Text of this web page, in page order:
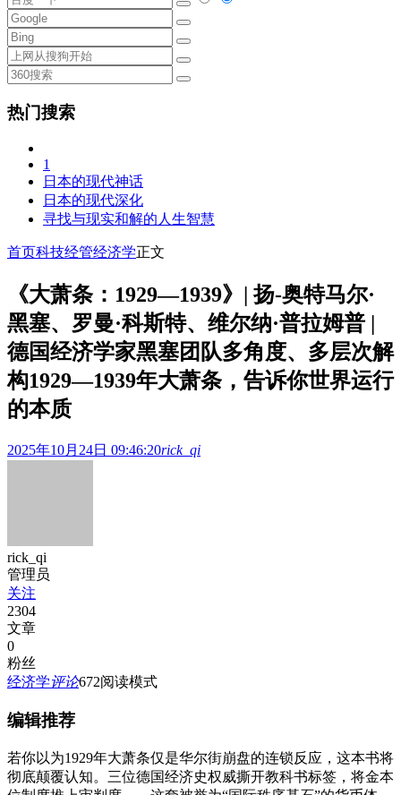
热门搜索
1
日本的现代神话
日本的现代深化
寻找与现实和解的人生智慧
首页科技经管经济学正文
《大萧条：1929—1939》| 扬-奥特马尔·
黑塞、罗曼·科斯特、维尔纳·普拉姆普 |
德国经济学家黑塞团队多角度、多层次解
构1929—1939年大萧条，告诉你世界运行
的本质
2025年10月24日 09:46:20rick_qi
rick_qi
管理员
关注
2304
文章
0
粉丝
经济学评论672阅读模式
编辑推荐
若你以为1929年大萧条仅是华尔街崩盘的连锁反应，这本书将
彻底颠覆认知。三位德国经济史权威撕开教科书标签，将金本